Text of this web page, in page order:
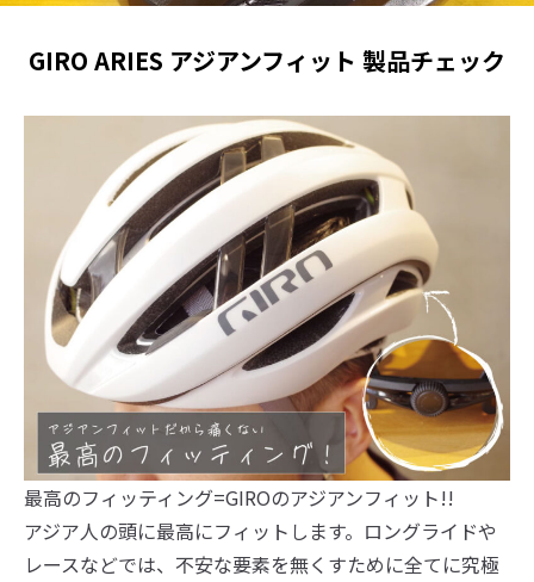
GIRO ARIES アジアンフィット 製品チェック
最高のフィッティング=GIROのアジアンフィット!!
アジア人の頭に最高にフィットします。ロングライドや
レースなどでは、不安な要素を無くすために全てに究極